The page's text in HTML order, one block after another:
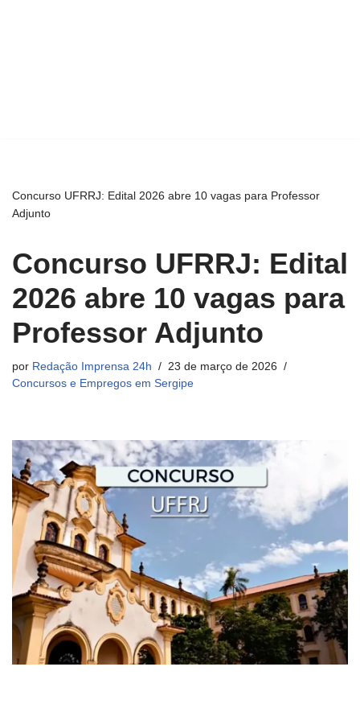
Concurso UFRRJ: Edital 2026 abre 10 vagas para Professor
Adjunto
Concurso UFRRJ: Edital
2026 abre 10 vagas para
Professor Adjunto
por Redação Imprensa 24h
23 de março de 2026
Concursos e Empregos em Sergipe